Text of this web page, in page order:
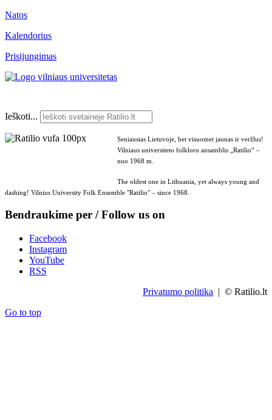
Natos
Kalendorius
Prisijungimas
Ieškoti...
Seniausias Lietuvoje, bet visuomet jaunas ir veržlus!
Vilniaus universiteto folkloro ansamblis „Ratilio“ –
nuo 1968 m.
The oldest one in Lithuania, yet always young and
dashing! Vilnius University Folk Ensemble "Ratilio" – since 1968.
Bendraukime per / Follow us on
Facebook
Instagram
YouTube
RSS
Privatumo politika | © Ratilio.lt
Go to top